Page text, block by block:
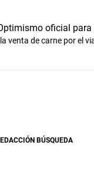
venta de carne por el
BÚSQUEDA